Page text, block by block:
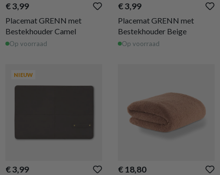
€ 3,99
Placemat GRENN met
Bestekhouder Camel
Op voorraad
€ 3,99
Placemat GRENN met
Bestekhouder Beige
Op voorraad
NIEUW
€ 3,99 € 18,80